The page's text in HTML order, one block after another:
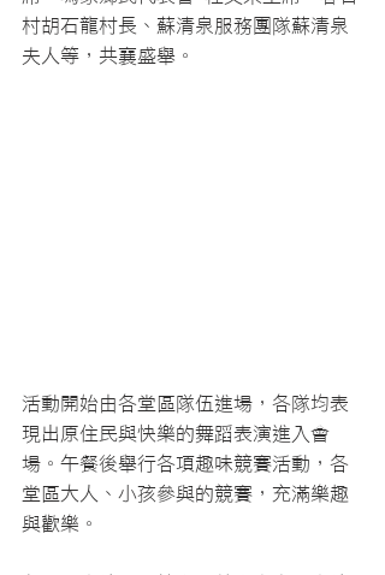
村胡石龍村長、蘇清泉服務團隊蘇清泉
夫人等，共襄盛舉。
活動開始由各堂區隊伍進場，各隊均表
現出原住民與快樂的舞蹈表演進入會
場。午餐後舉行各項趣味競賽活動，各
堂區大人、小孩參與的競賽，充滿樂趣
與歡樂。